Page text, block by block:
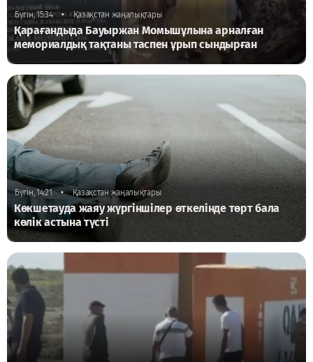
Бүгін, 15:34 • Қазақстан жаңалықтары
Қарағандыда Бауыржан Момышұлына арналған
мемориалдық тақтаны таспен ұрып сындырған
Бүгін, 14:21 • Қазақстан жаңалықтары
Көкшетауда жаяу жүргіншілер өткелінде төрт бала
көлік астына түсті